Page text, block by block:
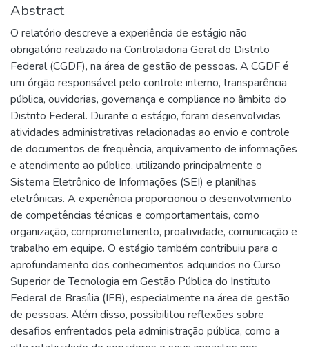
Abstract
O relatório descreve a experiência de estágio não
obrigatório realizado na Controladoria Geral do Distrito
Federal (CGDF), na área de gestão de pessoas. A CGDF é
um órgão responsável pelo controle interno, transparência
pública, ouvidorias, governança e compliance no âmbito do
Distrito Federal. Durante o estágio, foram desenvolvidas
atividades administrativas relacionadas ao envio e controle
de documentos de frequência, arquivamento de informações
e atendimento ao público, utilizando principalmente o
Sistema Eletrônico de Informações (SEI) e planilhas
eletrônicas. A experiência proporcionou o desenvolvimento
de competências técnicas e comportamentais, como
organização, comprometimento, proatividade, comunicação e
trabalho em equipe. O estágio também contribuiu para o
aprofundamento dos conhecimentos adquiridos no Curso
Superior de Tecnologia em Gestão Pública do Instituto
Federal de Brasília (IFB), especialmente na área de gestão
de pessoas. Além disso, possibilitou reflexões sobre
desafios enfrentados pela administração pública, como a